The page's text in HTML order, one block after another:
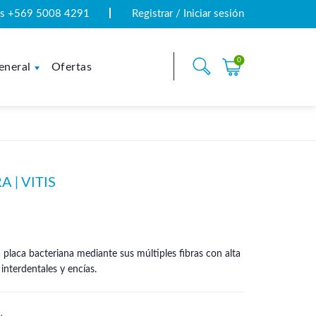
+569 5008 4291 Registrar / Iniciar sesión
Ofertas
0
| VITIS
bacteriana mediante sus múltiples fibras con alta
y encías.